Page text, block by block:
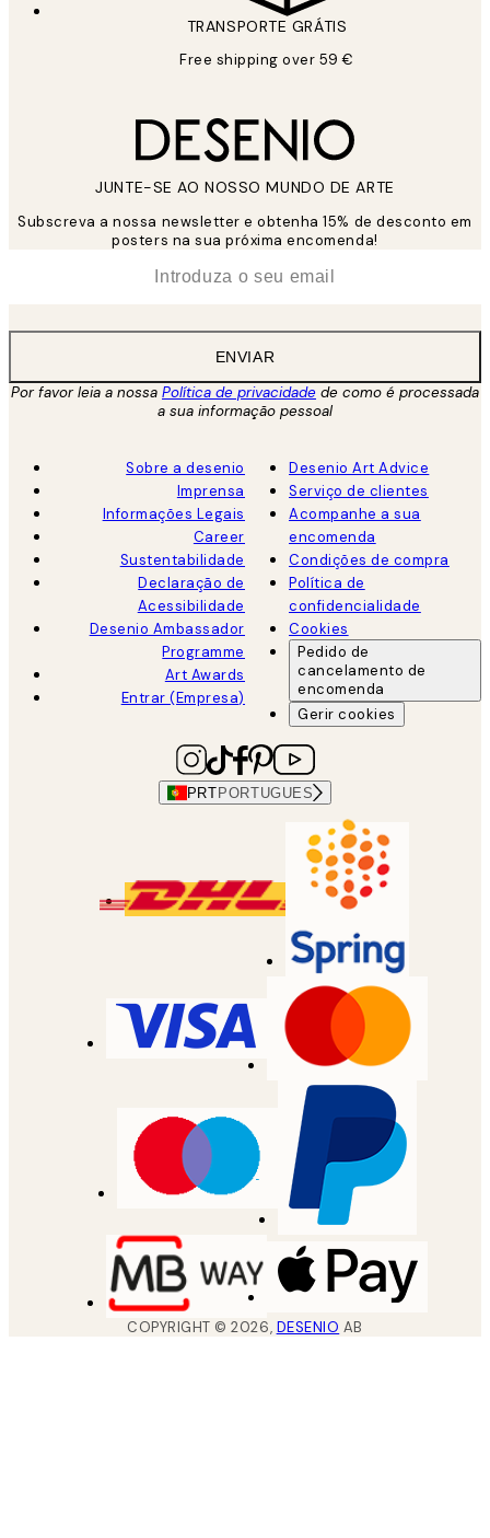
TRANSPORTE GRÁTIS
Free shipping over 59 €
JUNTE-SE AO NOSSO MUNDO DE ARTE
Subscreva a nossa newsletter e obtenha 15% de desconto em
posters na sua próxima encomenda!
ENVIAR
Por favor leia a nossa Política de privacidade de como é processada
a sua informação pessoal
Sobre a desenio
Imprensa
Informações Legais
Career
Sustentabilidade
Declaração de
Acessibilidade
Desenio Ambassador
Programme
Art Awards
Entrar (Empresa)
Desenio Art Advice
Serviço de clientes
Acompanhe a sua
encomenda
Condições de compra
Política de
confidencialidade
Cookies
Pedido de
cancelamento de
encomenda
Gerir cookies
PRT PORTUGUES
COPYRIGHT ©2026, DESENIO AB